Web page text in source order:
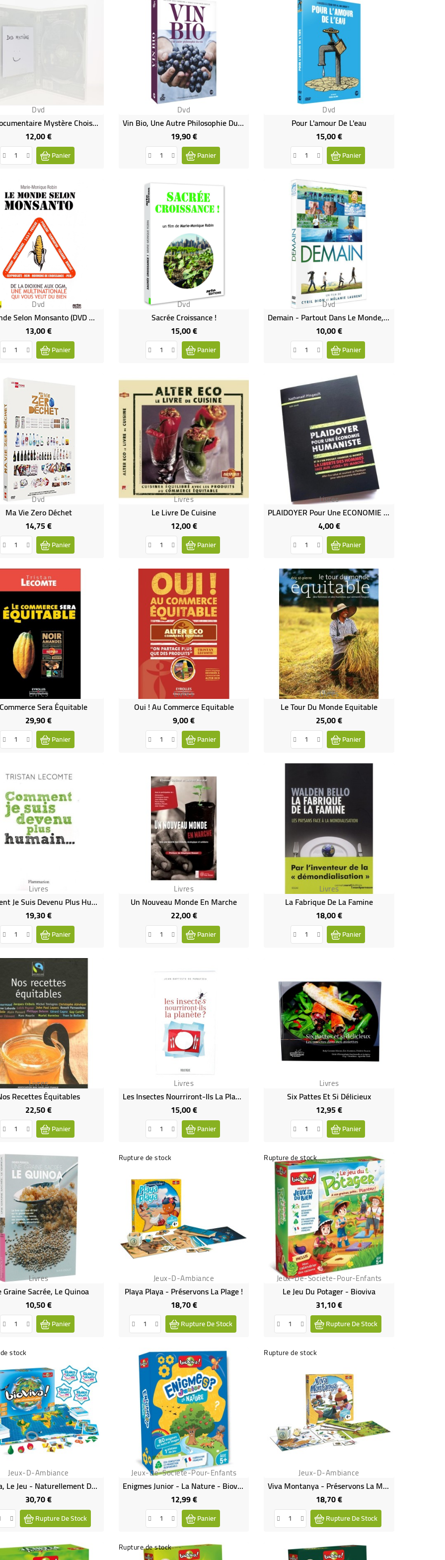
Dvd
DVD Documentaire Mystère Choisi Pour Vous
12,00 €Prix
Panier
Dvd
Vin Bio, Une Autre Philosophie Du Vin
19,90 €Prix
Panier
Dvd
Pour L'amour De L'eau
15,00 €Prix
Panier
Dvd
Le Monde Selon Monsanto (DVD Occasion)
13,00 €Prix
Panier
Dvd
Sacrée Croissance !
15,00 €Prix
Panier
Dvd
Demain - Partout Dans Le Monde, Des Solutions Existent
10,00 €Prix
Panier
Dvd
Ma Vie Zero Déchet
14,75 €Prix
Panier
Livres
Le Livre De Cuisine
12,00 €Prix
Panier
Livres
PLAIDOYER Pour Une ECONOMIE HUMANISTE
4,00 €Prix
Panier
Livres
Sera Équitable
29,90 €Prix
Panier
Livres
Oui ! Au Commerce Equitable
9,00 €Prix
Panier
Livres
Le Tour Du Monde Equitable
25,00 €Prix
Panier
Livres
Comment Je Suis Devenu Plus Humain...
19,30 €Prix
Panier
Livres
Un Nouveau Monde En Marche
22,00 €Prix
Panier
Livres
La Fabrique De La Famine
18,00 €Prix
Panier
Livres
Recettes Équitables
22,50 €Prix
Panier
Livres
Les Insectes Nourriront-Ils La Planète ?
15,00 €Prix
Panier
Livres
Six Pattes Et Si Délicieux
12,95 €Prix
Panier
Livres
Graine Sacrée, Le Quinoa
10,50 €Prix
Panier
Rupture de stock
Jeux-D-Ambiance
Playa Playa - Préservons La Plage !
18,70 €Prix
Rupture De Stock
Rupture de stock
Jeux-De-Societe-Pour-Enfants
Le Jeu Du Potager - Bioviva
31,10 €Prix
Rupture De Stock
stock
Jeux-D-Ambiance
Bioviva, Le Jeu - Naturellement Drôle
30,70 €Prix
Rupture De Stock
Jeux-De-Societe-Pour-Enfants
Enigmes Junior - La Nature - Bioviva
12,99 €Prix
Panier
Rupture de stock
Jeux-D-Ambiance
Viva Montanya - Préservons La Montagne !
18,70 €Prix
Rupture De Stock
Rupture de stock